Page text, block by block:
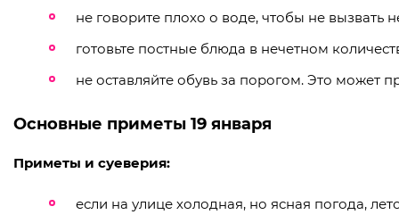
не говорите плохо о воде, чтобы не вызвать
готовьте постные блюда в нечетном
не оставляйте обувь за порогом. Это может
Основные приметы 19 января
Приметы и суеверия:
если на улице холодная, но ясная погода,